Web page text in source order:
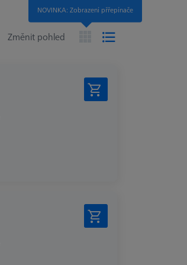
Změnit pohled
NOVINKA: Zobrazení přřepínače